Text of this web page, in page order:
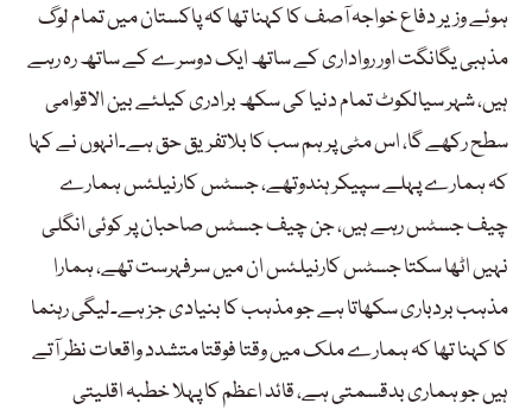
ہوئے وزیر دفاع خواجہ آصف کا کہنا تھا کہ پاکستان میں تمام لوگ
مذہبی یگانگت اور رواداری کے ساتھ ایک دوسرے کے ساتھ رہ رہے
ہیں، شہر سیالکوٹ تمام دنیا کی سکھ برادری کیلئے بین الاقوامی
سطح رکھے گا، اس مٹی پر ہم سب کا بلاتفریق حق ہے۔انہوں نے کہا
کہ ہمارے پہلے سپیکر ہندوتھے، جسٹس کارنیلئس ہمارے
چیف جسٹس رہے ہیں، جن چیف جسٹس صاحبان پر کوئی انگلی
نہیں اٹھا سکتا جسٹس کارنیلئس ان میں سرفہرست تھے، ہمارا
مذہب بردباری سکھاتا ہے جو مذہب کا بنیادی جز ہے۔لیگی رہنما
کا کہنا تھا کہ ہمارے ملک میں وقتا فوقتا متشدد واقعات نظر آتے
ہیں جو ہماری بدقسمتی ہے، قائد اعظم کا پہلا خطبہ اقلیتی